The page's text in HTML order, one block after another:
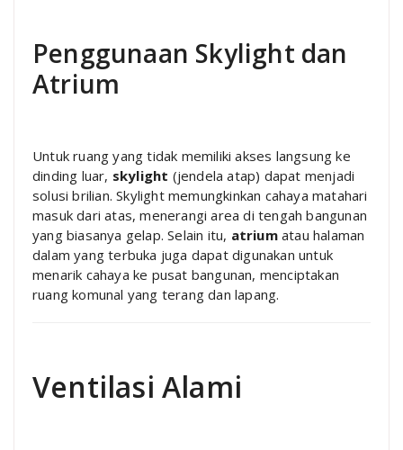
Penggunaan Skylight dan
Atrium
Untuk ruang yang tidak memiliki akses langsung ke
dinding luar, skylight (jendela atap) dapat menjadi
solusi brilian. Skylight memungkinkan cahaya matahari
masuk dari atas, menerangi area di tengah bangunan
yang biasanya gelap. Selain itu, atriumatau halaman
dalam yang terbuka juga dapat digunakan untuk
menarik cahaya ke pusat bangunan, menciptakan
ruang komunal yang terang dan lapang.
Ventilasi Alami